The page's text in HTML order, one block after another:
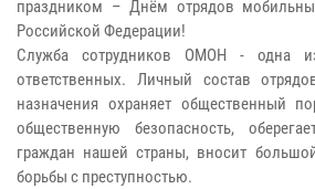
праздником – Днём отрядов
Российской Федерации!
Служба сотрудников ОМОН - одна
ответственных. Личный состав
назначения охраняет общественный
общественную безопасность,
граждан нашей страны, вносит
борьбы с преступностью.